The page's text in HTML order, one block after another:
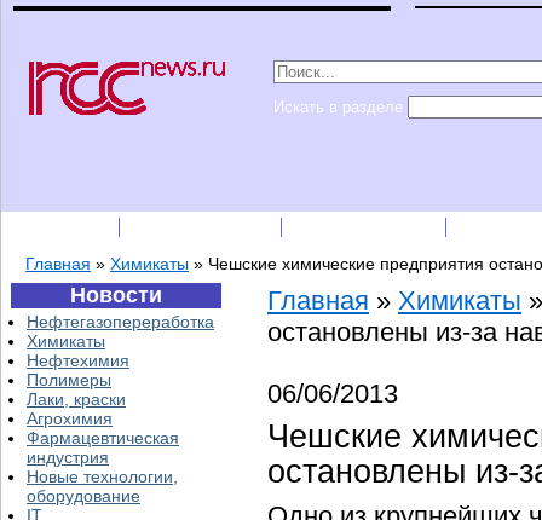
Искать в разделе
Главная » Химикаты » Чешские химические предприятия
Новости
Нефтегазопереработка
Химикаты
Нефтехимия
Полимеры
Лаки, краски
Агрохимия
Фармацевтическая
индустрия
Новые технологии,
оборудование
IT
Главная » Химикаты
остановлены из-за
06/06/2013
Чешские
остановлены из-